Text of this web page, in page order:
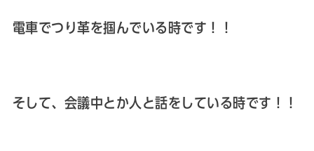
電車でつり革を掴んでいる時です！！
そして、会議中とか人と話をしている時です！！